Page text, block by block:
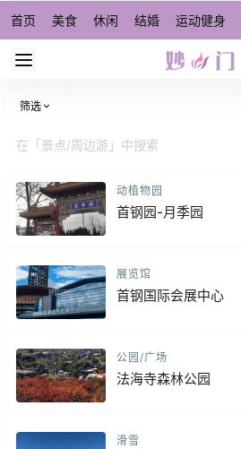
首页 美食 休闲 结婚 运动健身
筛选
动植物园
首钢园-月季园
展览馆
首钢国际会展中心
公园/广场
法海寺森林公园
滑雪